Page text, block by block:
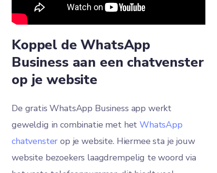
Koppel de WhatsApp
Business aan een chatvenster
op je website
De gratis WhatsApp Business app werkt
geweldig in combinatie met hetWhatsApp
chatvenster op je website. Hiermee sta je jouw
website bezoekers laagdrempelig te woord via